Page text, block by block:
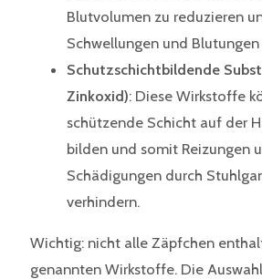
Blutvolumen zu reduzieren
Schwellungen und
Schutzschichtbildende
Zinkoxid): Diese Wirkstoffe
schützende Schicht auf der
bilden und somit Reizungen
Schädigungen durch
verhindern.
Wichtig: nicht alle Zäpfchen
genannten Wirkstoffe. Die